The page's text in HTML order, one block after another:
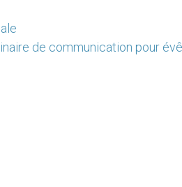
de communication pour